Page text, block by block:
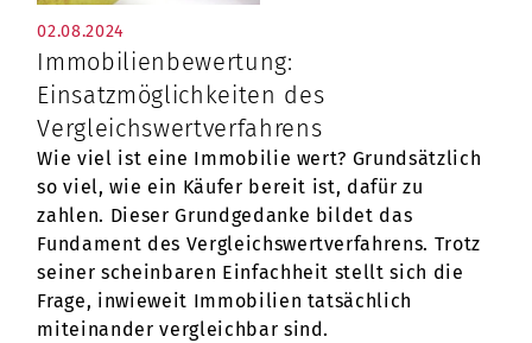
02.08.2024
Immobilienbewertung:
Einsatzmöglichkeiten des
Vergleichswertverfahrens
Wie viel ist eine Immobilie wert? Grundsätzlich
so viel, wie ein Käufer bereit ist, dafür zu
zahlen. Dieser Grundgedanke bildet das
Fundament des Vergleichswertverfahrens. Trotz
seiner scheinbaren Einfachheit stellt sich die
Frage, inwieweit Immobilien tatsächlich
miteinander vergleichbar sind.